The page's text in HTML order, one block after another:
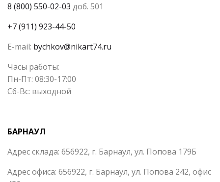
8 (800) 550-02-03 доб. 501
+7 (911) 923-44-50
E-mail: bychkov@nikart74.ru
Часы работы:
Пн-Пт: 08:30-17:00
Сб-Вс: выходной
БАРНАУЛ
Адрес склада: 656922, г. Барнаул, ул. Попова 179Б
Адрес офиса: 656922, г. Барнаул, ул. Попова 242, офис